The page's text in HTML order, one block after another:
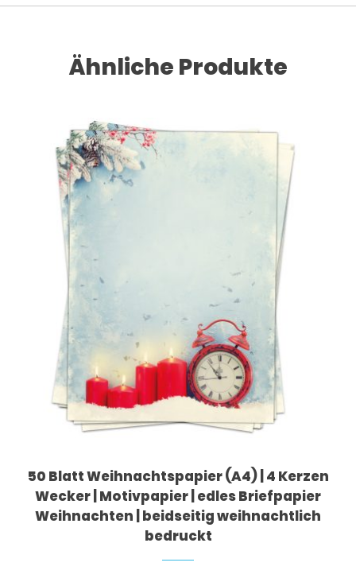
Ähnliche Produkte
50 Blatt Weihnachtspapier (A4) | 4 Kerzen
Wecker | Motivpapier | edles Briefpapier
Weihnachten | beidseitig weihnachtlich
bedruckt